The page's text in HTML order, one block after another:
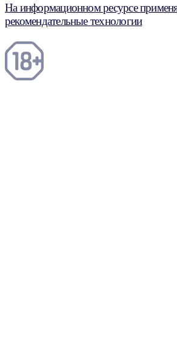
На информационном ресурсе
рекомендательные технологии